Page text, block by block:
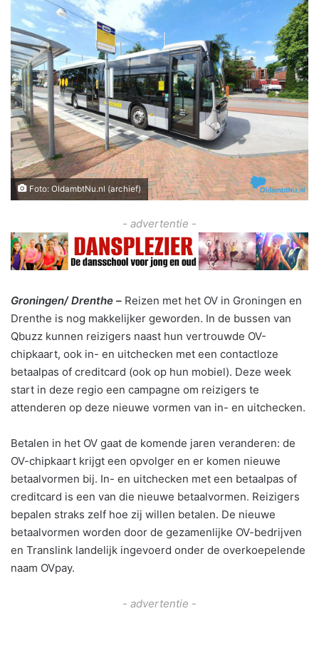
Foto: OldambtNu.nl (archief)
- advertentie -
Groningen/ Drenthe – Reizen met het OV in Groningen en
Drenthe is nog makkelijker geworden. In de bussen van
Qbuzz kunnen reizigers naast hun vertrouwde OV-
chipkaart, ook in- en uitchecken met een contactloze
betaalpas of creditcard (ook op hun mobiel). Deze week
start in deze regio een campagne om reizigers te
attenderen op deze nieuwe vormen van in- en uitchecken.
Betalen in het OV gaat de komende jaren veranderen: de
OV-chipkaart krijgt een opvolger en er komen nieuwe
betaalvormen bij. In- en uitchecken met een betaalpas of
creditcard is een van die nieuwe betaalvormen. Reizigers
bepalen straks zelf hoe zij willen betalen. De nieuwe
betaalvormen worden door de gezamenlijke OV-bedrijven
en Translink landelijk ingevoerd onder de overkoepelende
naam OVpay.
- advertentie -